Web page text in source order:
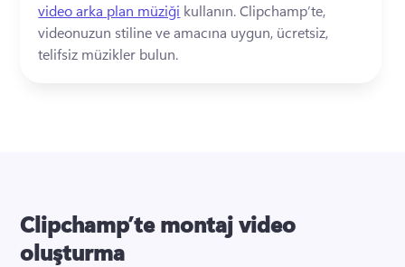
video arka plan müziği kullanın. Clipchamp’te,
videonuzun stiline ve amacına uygun, ücretsiz,
telifsiz müzikler bulun.
Clipchamp’te montaj video
oluşturma